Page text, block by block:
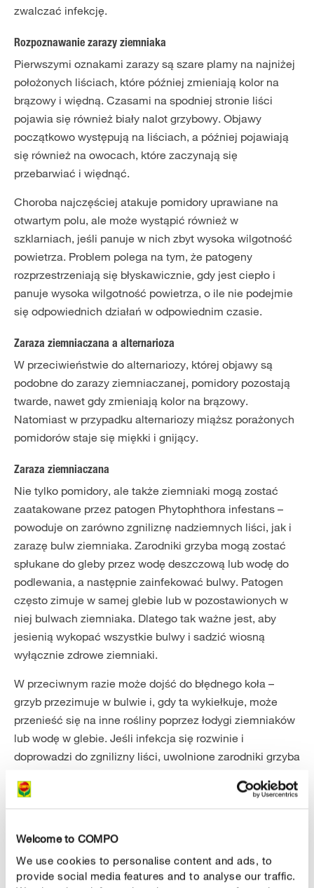
Welcome to COMPO
We use cookies to personalise content and ads, to
provide social media features and to analyse our traffic.
zwalczać infekcję.
Rozpoznawanie zarazy ziemniaka
Pierwszymi oznakami zarazy są szare plamy na najniżej
położonych liściach, które później zmieniają kolor na
brązowy i więdną. Czasami na spodniej stronie liści
pojawia się również biały nalot grzybowy. Objawy
początkowo występują na liściach, a później pojawiają
się również na owocach, które zaczynają się
przebarwiać i więdnąć.
Choroba najczęściej atakuje pomidory uprawiane na
otwartym polu, ale może wystąpić również w
szklarniach, jeśli panuje w nich zbyt wysoka wilgotność
powietrza. Problem polega na tym, że patogeny
rozprzestrzeniają się błyskawicznie, gdy jest ciepło i
panuje wysoka wilgotność powietrza, o ile nie podejmie
się odpowiednich działań w odpowiednim czasie.
Zaraza ziemniaczana a alternarioza
W przeciwieństwie do alternariozy, której objawy są
podobne do zarazy ziemniaczanej, pomidory pozostają
twarde, nawet gdy zmieniają kolor na brązowy.
Natomiast w przypadku alternariozy miąższ porażonych
pomidorów staje się miękki i gnijący.
Zaraza ziemniaczana
Nie tylko pomidory, ale także ziemniaki mogą zostać
zaatakowane przez patogen Phytophthora infestans –
powoduje on zarówno zgniliznę nadziemnych liści, jak i
zarazę bulw ziemniaka. Zarodniki grzyba mogą zostać
spłukane do gleby przez wodę deszczową lub wodę do
podlewania, a następnie zainfekować bulwy. Patogen
często zimuje w samej glebie lub w pozostawionych w
niej bulwach ziemniaka. Dlatego tak ważne jest, aby
jesienią wykopać wszystkie bulwy i sadzić wiosną
wyłącznie zdrowe ziemniaki.
W przeciwnym razie może dojść do błędnego koła –
grzyb przezimuje w bulwie i, gdy ta wykiełkuje, może
przenieść się na inne rośliny poprzez łodygi ziemniaków
lub wodę w glebie. Jeśli infekcja się rozwinie i
doprowadzi do zgnilizny liści, uwolnione zarodniki grzyba
rośliny ziemniaka lub pomidora. W ten sposób latem
Zwalczanie zarazy ziemniaczanej